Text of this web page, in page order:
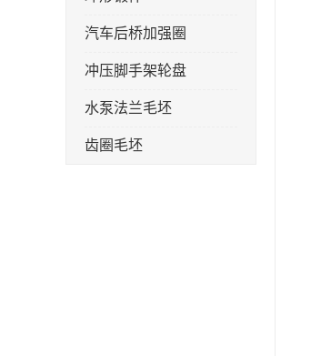
汽车后桥加强圈
冲压脚手架轮盘
水泵法兰毛坯
齿圈毛坯